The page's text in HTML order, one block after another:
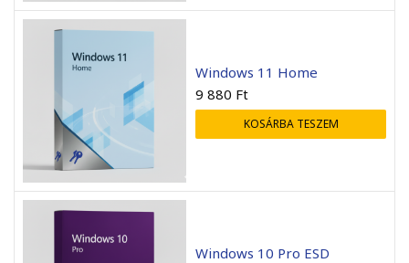
Windows 11 Home
9 880 Ft
KOSÁRBA TESZEM
Windows 10 Pro ESD